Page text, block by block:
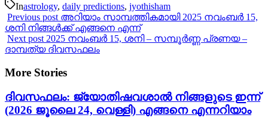
Inastrology, daily predictions, jyothisham
Previous post അറിയാം സാമ്പത്തികമായി 2025 നവംബർ 15,
ശനി നിങ്ങൾക്ക് എങ്ങനെ എന്ന്
Next post 2025 നവംബർ 15, ശനി – സമ്പൂർണ്ണ പ്രണയ –
ദാമ്പത്യ ദിവസഫലം
More Stories
ദിവസഫലം: ജ്യോതിഷവശാൽ നിങ്ങളുടെ ഇന്ന്‌
(2026 ജൂലൈ 24, വെള്ളി) എങ്ങനെ എന്നറിയാം